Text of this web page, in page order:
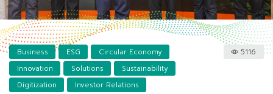
Business ESG
Circular Economy
Innovation
Solutions
Sustainability
Digitization
Investor Relations
5116